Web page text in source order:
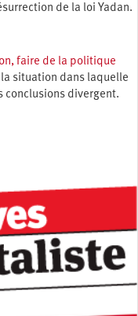
de la loi Yadan.
faire de la politique
situation dans laquelle
conclusions divergent.